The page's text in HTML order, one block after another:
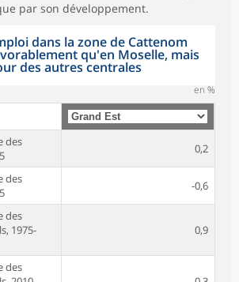
par son développement.
dans la zone de Cattenom
qu'en Moselle, mais
des autres centrales
en %
des
0,2
des
-0,6
des
1975-
0,9
des